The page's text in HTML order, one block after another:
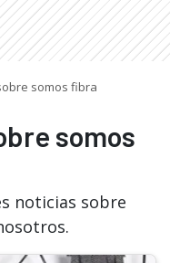
somos fibra
somos
noticias sobre